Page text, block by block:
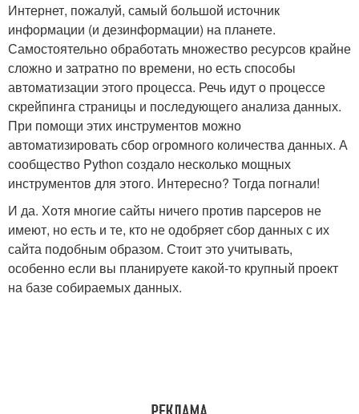
Интернет, пожалуй, самый большой источник
информации (и дезинформации) на планете.
Самостоятельно обработать множество ресурсов крайне
сложно и затратно по времени, но есть способы
автоматизации этого процесса. Речь идут о процессе
скрейпинга страницы и последующего анализа данных.
При помощи этих инструментов можно
автоматизировать сбор огромного количества данных. А
сообщество Python создало несколько мощных
инструментов для этого. Интересно? Тогда погнали!
И да. Хотя многие сайты ничего против парсеров не
имеют, но есть и те, кто не одобряет сбор данных с их
сайта подобным образом. Стоит это учитывать,
особенно если вы планируете какой-то крупный проект
на базе собираемых данных.